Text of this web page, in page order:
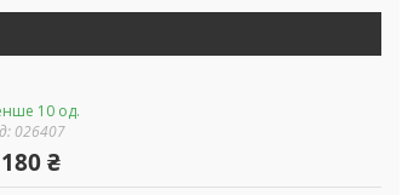
10 од.
026407
₴